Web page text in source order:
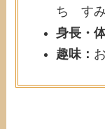
ち すみ
身長・
趣味：